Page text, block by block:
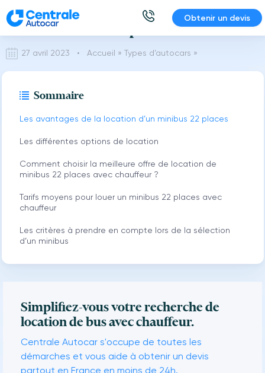
Aller
au
Obtenir un devis
Location Minibus 22 places avec chauffeur
27 avril 2023 • Accueil » Types d’autocars »
Sommaire
Les avantages de la location d’un minibus 22 places
Les différentes options de location
Comment choisir la meilleure offre de location de
minibus 22 places avec chauffeur ?
Tarifs moyens pour louer un minibus 22 places avec
chauffeur
Les critères à prendre en compte lors de la sélection
d’un minibus
Simplifiez-vous votre recherche de
location de bus avec chauffeur.
Centrale Autocar s'occupe de toutes les
démarches et vous aide à obtenir un devis
partout en France en moins de 24h.